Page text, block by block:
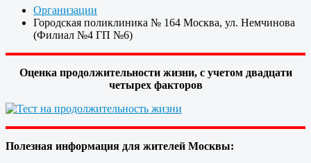
Организации
Городская поликлиника № 164 Москва, ул. Немчинова
(Филиал №4 ГП №6)
Оценка продолжительности жизни, с учетом двадцати
четырех факторов
Полезная информация для жителей Москвы: